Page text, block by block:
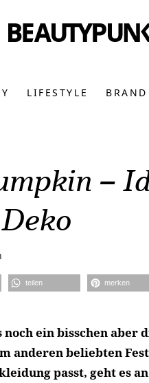
LIFESTYLE
–
teilen merken
ein bisschen aber
anderen beliebten
passt, geht es